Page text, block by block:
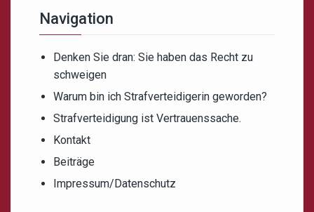
Navigation
Denken Sie dran: Sie haben das Recht zu
schweigen
Warum bin ich Strafverteidigerin geworden?
Strafverteidigung ist Vertrauenssache.
Kontakt
Beiträge
Impressum/Datenschutz